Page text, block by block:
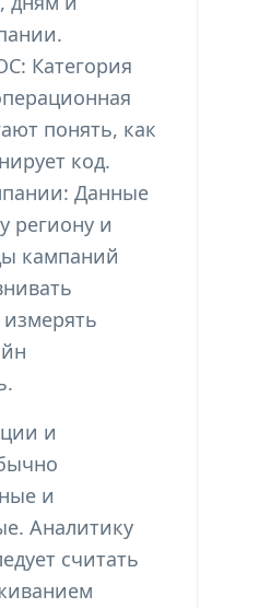
Категория
понять, как
код.
Данные
региону и
кампаний
и
и
Аналитику
считать